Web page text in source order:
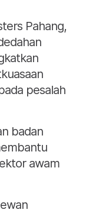
Pahang,
pesalah
badan
awam